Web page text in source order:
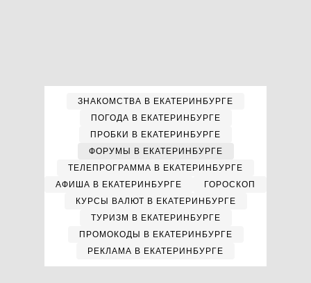
ЗНАКОМСТВА В ЕКАТЕРИНБУРГЕ
ПОГОДА В ЕКАТЕРИНБУРГЕ
ПРОБКИ В ЕКАТЕРИНБУРГЕ
ФОРУМЫ В ЕКАТЕРИНБУРГЕ
ТЕЛЕПРОГРАММА В ЕКАТЕРИНБУРГЕ
АФИША В ЕКАТЕРИНБУРГЕ
ГОРОСКОП
КУРСЫ ВАЛЮТ В ЕКАТЕРИНБУРГЕ
ТУРИЗМ В ЕКАТЕРИНБУРГЕ
ПРОМОКОДЫ В ЕКАТЕРИНБУРГЕ
РЕКЛАМА В ЕКАТЕРИНБУРГЕ